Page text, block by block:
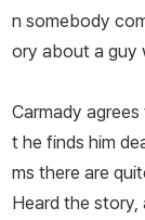
n somebody
ory about a guy
Carmady
t he finds him
ms there are
Heard the